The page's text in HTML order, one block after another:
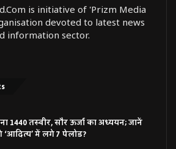
is initiative of 'Prizm Media
devoted to latest news
information sector.
1440 तस्वीर, सौर ऊर्जा का अध्ययन; जानें
में लगे 7 पेलोड?